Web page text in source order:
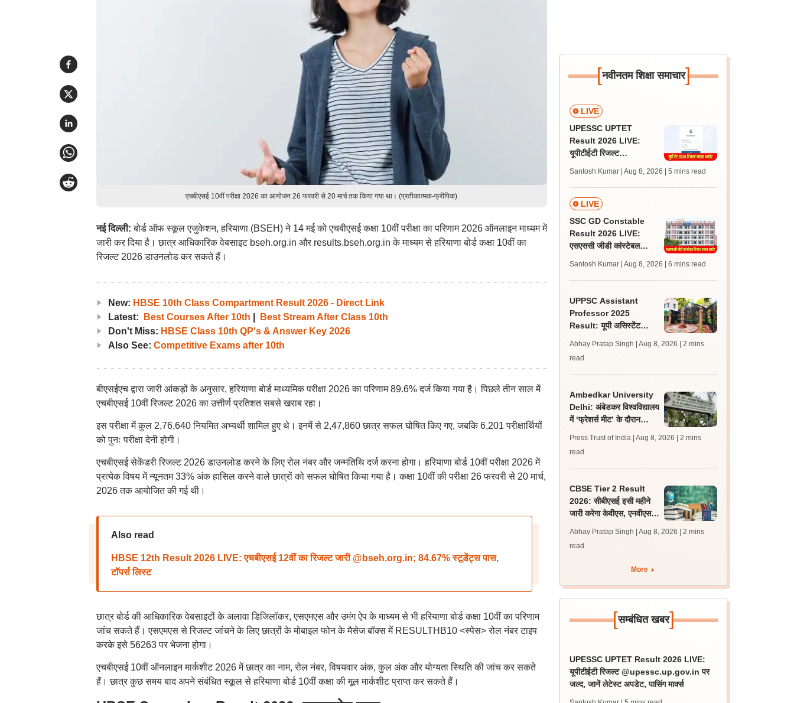
एचबीएसई 10वीं परीक्षा 2026 का आयोजन 26 फरवरी से 20 मार्च तक किया गया था। (प्रतीकात्मक-फ्रीपिक)
नई दिल्ली:बोर्ड ऑफ स्कूल एजुकेशन, हरियाणा (BSEH) ने 14 मई को एचबीएसई कक्षा 10वीं परीक्षा का परिणाम 2026 ऑनलाइन माध्यम में
जारी कर दिया है। छात्र आधिकारिक वेबसाइट bseh.org.in और results.bseh.org.in के माध्यम से हरियाणा बोर्ड कक्षा 10वीं का
रिजल्ट 2026 डाउनलोड कर सकते हैं।
New: HBSE 10th Class Compartment Result 2026 - Direct Link
Latest:
Best Courses After 10th
Best Stream After Class 10th
Don't Miss: HBSE Class 10th QP's & Answer Key 2026
Also See: Competitive Exams after 10th
बीएसईएच द्वारा जारी आंकड़ों के अनुसार, हरियाणा बोर्ड माध्यमिक परीक्षा 2026 का परिणाम 89.6% दर्ज किया गया है। पिछले तीन साल में
एचबीएसई 10वीं रिजल्ट 2026 का उत्तीर्ण प्रतिशत सबसे खराब रहा।
इस परीक्षा में कुल 2,76,640 नियमित अभ्यर्थी शामिल हुए थे। इनमें से 2,47,860 छात्र सफल घोषित किए गए, जबकि 6,201 परीक्षार्थियों
को पुनः परीक्षा देनी होगी।
एचबीएसई सेकेंडरी रिजल्ट 2026 डाउनलोड करने के लिए रोल नंबर और जन्मतिथि दर्ज करना होगा। हरियाणा बोर्ड 10वीं परीक्षा 2026 में
प्रत्येक विषय में न्यूनतम 33% अंक हासिल करने वाले छात्रों को सफल घोषित किया गया है। कक्षा 10वीं की परीक्षा 26 फरवरी से 20 मार्च,
2026 तक आयोजित की गई थी।
Also read
HBSE 12th Result 2026 LIVE: एचबीएसई 12वीं का रिजल्ट जारी @bseh.org.in; 84.67% स्टूडेंट्स पास,
टॉपर्स लिस्ट
छात्र बोर्ड की आधिकारिक वेबसाइटों के अलावा डिजिलॉकर, एसएमएस और उमंग ऐप के माध्यम से भी हरियाणा बोर्ड कक्षा 10वीं का परिणाम
जांच सकते हैं। एसएमएस से रिजल्ट जांचने के लिए छात्रों के मोबाइल फोन के मैसेज बॉक्स में RESULTHB10 <स्पेस> रोल नंबर टाइप
करके इसे 56263 पर भेजना होगा।
एचबीएसई 10वीं ऑनलाइन मार्कशीट 2026 में छात्र का नाम, रोल नंबर, विषयवार अंक, कुल अंक और योग्यता स्थिति की जांच कर सकते
हैं। छात्र कुछ समय बाद अपने संबंधित स्कूल से हरियाणा बोर्ड 10वीं कक्षा की मूल मार्कशीट प्राप्त कर सकते हैं।
[नवीनतम शिक्षा समाचार]
LIVE
UPESSC UPTET
Result 2026 LIVE:
यूपीटीईटी रिजल्ट
जल्द, जानें लेटेस्ट अपडेट,
पासिंग मार्क्स
Santosh Kumar | Aug 8, 2026 | 5 mins read
LIVE
SSC GD Constable
Result 2026 LIVE:
एसएससी जीडी कांस्टेबल
लेटेस्ट अपडेट, स्कोरकार्ड लिंक
Santosh Kumar | Aug 8, 2026 | 6 mins read
UPPSC Assistant
Professor 2025
Result: यूपी असिस्टेंट
विषयों के लिए जारी
Abhay Pratap Singh | Aug 8, 2026
| 2 mins
read
Ambedkar University
Delhi: अंबेडकर विश्वविद्यालय
में ‘फ्रेशर्स मीट’ के दौरान
Press Trust of India | Aug 8, 2026
| 2 mins
read
CBSE Tier 2 Result
2026: सीबीएसई इसी महीने
जारी करेगा केवीएस, एनवीएस
परीक्षा के रिजल्ट
Abhay Pratap Singh | Aug 8, 2026
| 2 mins
read
More
[सम्बंधित खबर]
UPESSC UPTET Result 2026 LIVE:
यूपीटीईटी रिजल्ट @upessc.up.gov.in पर
जल्द, जानें लेटेस्ट अपडेट, पासिंग मार्क्स